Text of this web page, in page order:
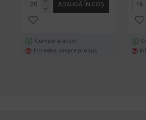
ADAUGĂ ÎN COŞ
Cumpara acum
Intreaba despre produs